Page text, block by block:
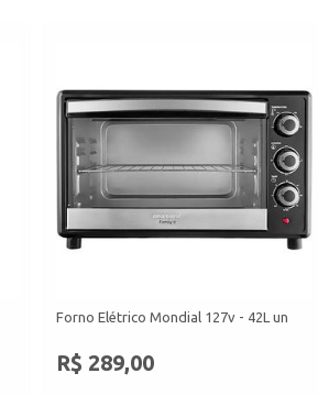
Forno Elétrico Mondial 127v - 42L un
R$ 289,00